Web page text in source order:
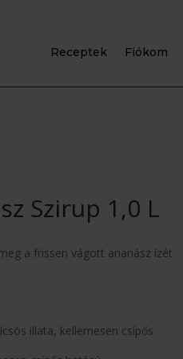
Receptek Fiókom
Szirup 1,0 L
a frissen vágott ananász ízét
illata, kellemesen csípős